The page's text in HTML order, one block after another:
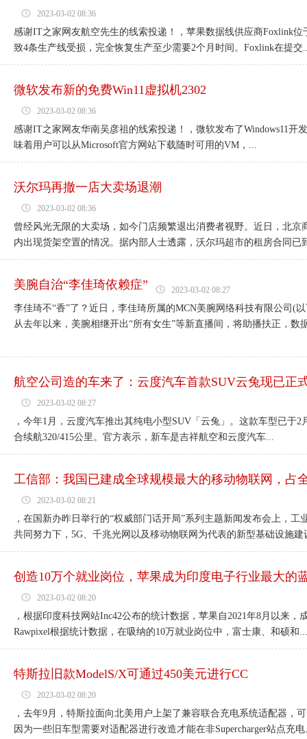
2023-03-02 08:36
感谢IT之家网友航空先生的线索投递！，苹果数据线供应商Foxlink
致4条生产线受损，完全恢复生产至少需要2个月时间。Foxlink在提交
微软发布新的免费Win11虚拟机2302
2023-03-02 08:36
感谢IT之家网友华南吴彦祖的线索投递！，微软发布了Windows11开
味着用户可以从Microsoft官方网站下载随时可用的VM，...
沃尔玛再撤一店大卖场退潮
2023-03-02 08:36
曾经风光无限的大卖场，如今门店频繁退出消费者视野。近日，北
内出现货架空置的情况。据内部人士透露，沃尔玛超市的租房合同已
美腕自治“李佳琦依赖症” 2023-03-02 08:27
李佳琦不“香”了？近日，李佳琦所属的MCN美腕网络科技有限公司(
从去年以来，美腕相继开出“所有女生”等新直播间，将助播扶正，数
航空公司造的车来了：云度汽车首款SUV云兔现已正
2023-03-02 08:27
，今年1月，云度汽车推出其纯电小型SUV「云兔」。这款车型已于
合续航320/415公里。官方表示，新车是吉祥航空和云度汽车...
工信部：我国已建成全球规模最大的移动物联网，占
2023-03-02 08:21
，在国新办昨日举行的“权威部门话开局”系列主题新闻发布会上，
共同努力下，5G、千兆光网以及移动物联网为代表的新型基础设施
创造10万个就业岗位，苹果成为印度电子行业最大的
2023-03-02 08:20
，根据印度科技网站Inc42公布的统计数据，苹果自2021年8月以来
Rawpixel根据统计数据，在吸纳的10万就业岗位中，富士康、和硕和...
特斯拉旧款ModelS/X可通过450美元进行CC
2023-03-02 08:20
，去年9月，特斯拉面向北美用户上架了兼容联合充电系统适配器
因为一些旧车型需要对适配器进行改造才能在非Supercharger站点充